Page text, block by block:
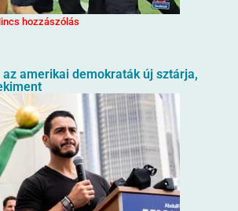
hozzászólás
az amerikai demokraták új sztárja,